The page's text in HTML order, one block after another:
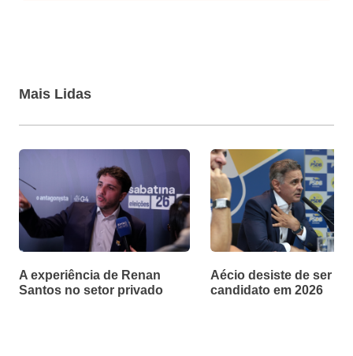
Mais Lidas
A experiência de Renan
Santos no setor privado
Aécio desiste de ser
candidato em 2026